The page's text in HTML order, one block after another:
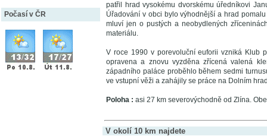
Počasí v ČR
patřil hrad vysokému dvorskému úředníkovi
Úřadování v obci bylo výhodnější a hrad
mluví jen o pustých a neobydlených
materiálu.
V roce 1990 v porevoluční euforii vzniká Klub
opravena a znovu vyzděna zřícená valená
západního paláce proběhlo během sedmi
ve vstupní věži a zahájily se práce na Dolním
Poloha : asi 27 km severovýchodně od Zlína.
V okolí 10 km najdete